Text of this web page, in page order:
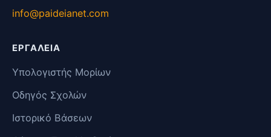
info@paideianet.com
ΕΡΓΑΛΕΊΑ
Υπολογιστής Μορίων
Οδηγός Σχολών
Ιστορικό Βάσεων